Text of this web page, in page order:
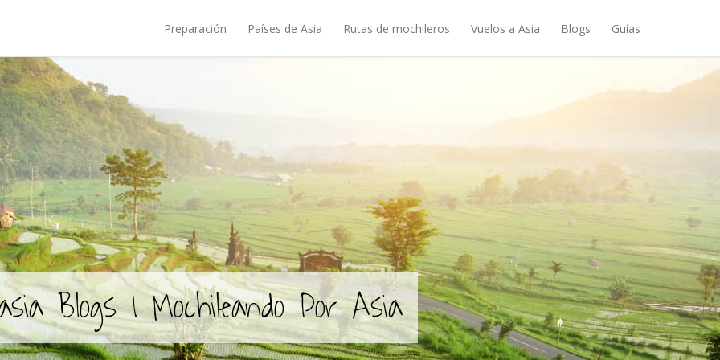
Preparación Países de Asia Rutas de mochileros Vuelos a Asia Blogs Guías
Blogs | Mochileando Por Asia